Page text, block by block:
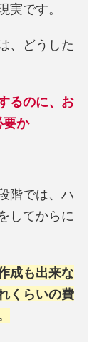
実です。
、どうした
るのに、お
要か
階では、ハ
してからに
成も出来な
くらいの費